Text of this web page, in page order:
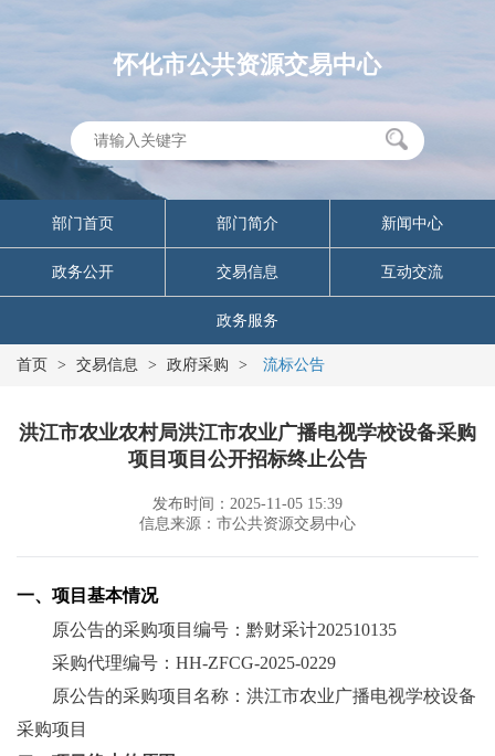
怀化市公共资源交易中心
部门首页 部门简介 新闻中心
政务公开 交易信息 互动交流
政务服务
首页 > 交易信息 > 政府采购 > 流标公告
洪江市农业农村局洪江市农业广播电视学校设备采购
项目项目公开招标终止公告
发布时间：2025-11-05 15:39
信息来源：市公共资源交易中心
一、项目基本情况
原公告的采购项目编号：黔财采计202510135
采购代理编号： HH-ZFCG-2025-0229
原公告的采购项目名称：洪江市农业广播电视学校设备
采购项目